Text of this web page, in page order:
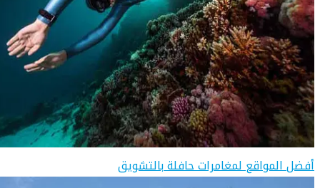
أفضل المواقع لمغامرات حافلة بالتشويق